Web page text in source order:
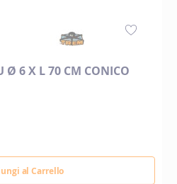
Ø 6 X L 70 CM CONICO
al Carrello